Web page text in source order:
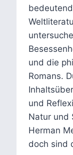
und die
Romans.
und
Natur und
Herman
doch sind